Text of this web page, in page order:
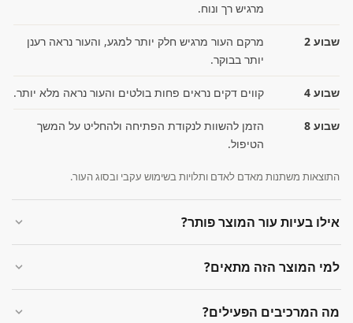
מרגיש רך ונוח.
שבוע 2
מרקם העור מרגיש חלק יותר למגע, והעור נראה רענן
יותר בבוקר.
שבוע 4 קווים דקים נראים פחות בולטים והעור נראה מלא יותר.
שבוע 8
הזמן להשוות לנקודת הפתיחה ולהחליט על המשך
הטיפול.
התוצאות משתנות מאדם לאדם ותלויות בשימוש עקבי ובסוג העור.
אילו בעיות עור המוצר פותר?
למי המוצר הזה מתאים?
מה המרכיבים הפעילים?